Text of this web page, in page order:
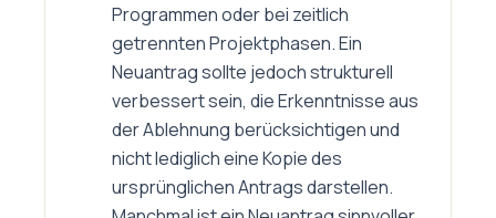
Programmen oder bei zeitlich
getrennten Projektphasen. Ein
Neuantrag sollte jedoch strukturell
verbessert sein, die Erkenntnisse aus
der Ablehnung berücksichtigen und
nicht lediglich eine Kopie des
ursprünglichen Antrags darstellen.